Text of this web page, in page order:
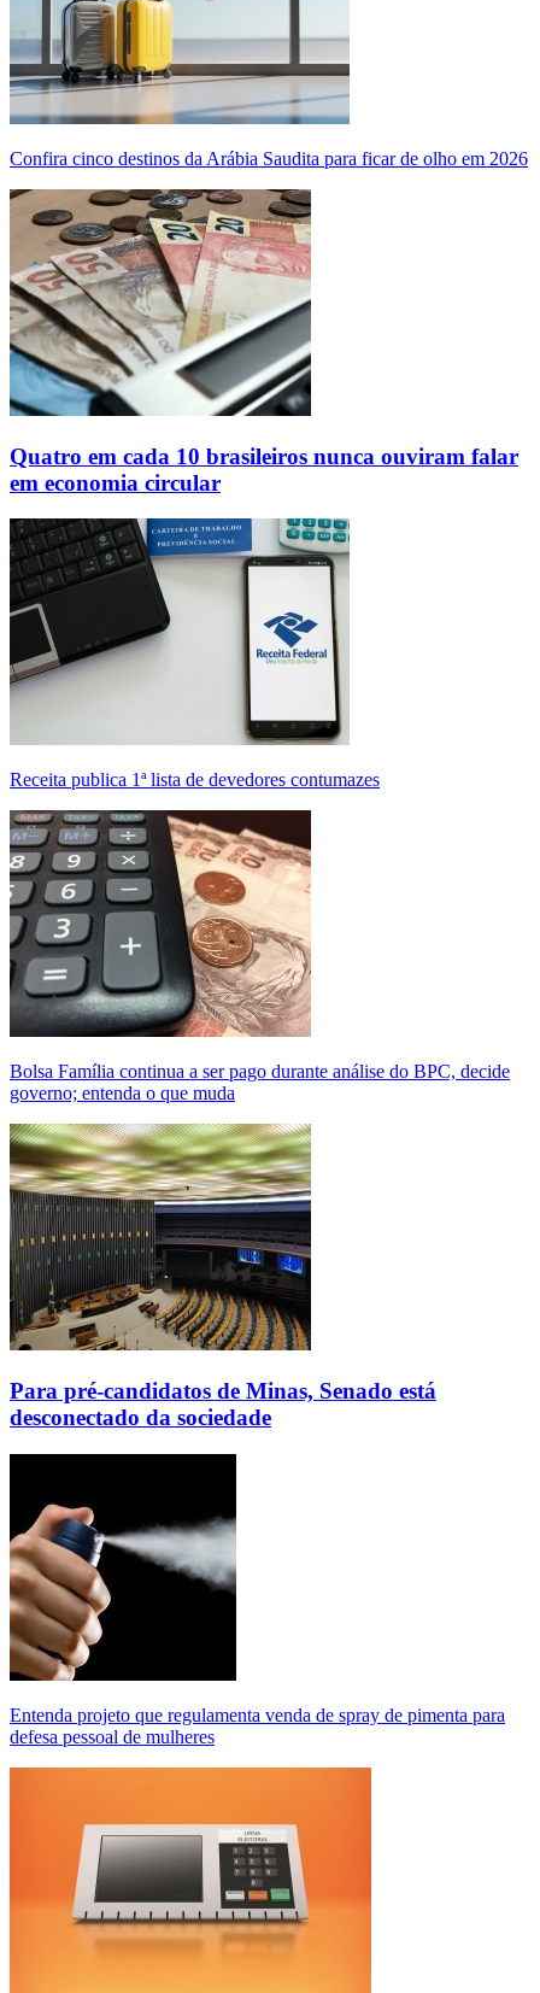
Confira cinco destinos da Arábia Saudita para ficar de olho em 2026
Quatro em cada 10 brasileiros nunca ouviram falar
em economia circular
Receita publica 1ª lista de devedores contumazes
Bolsa Família continua a ser pago durante análise do BPC, decide
governo; entenda o que muda
Para pré-candidatos de Minas, Senado está
desconectado da sociedade
Entenda projeto que regulamenta venda de spray de pimenta para
defesa pessoal de mulheres